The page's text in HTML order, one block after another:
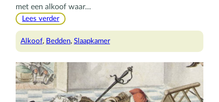
met een alkoof waar…
Lees verder:
in
Alkoof, Bedden, Slaapkamer